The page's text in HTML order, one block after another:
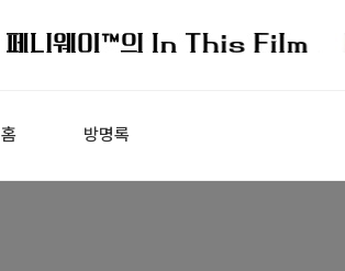
홈 방명록